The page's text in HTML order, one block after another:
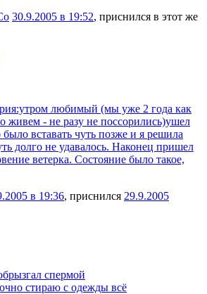
30.9.2005 в 19:52, приснился в этот же
любимый (мы уже 2 года как
живем - не разу не поссорились)ушел
вставать чуть позже и я решила
долго не удавалось. Наконец пришел
ветерка. Состояние было такое,
в 19:36, приснился 29.9.2005
спермой
стираю с одежды всё